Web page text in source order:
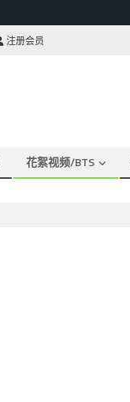
注册会员
花絮视频/BTS